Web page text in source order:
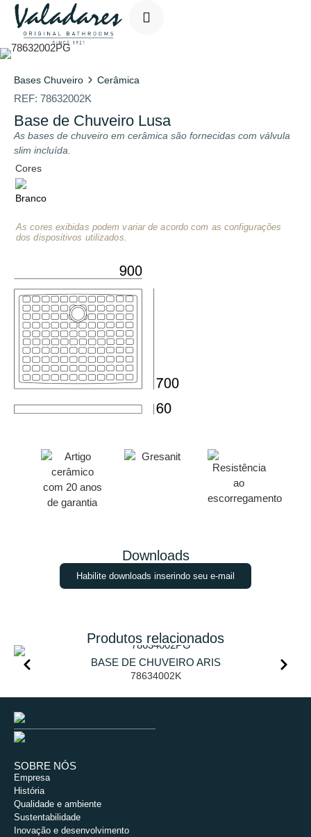
Bases Chuveiro Cerâmica
REF: 78632002K
Base de Chuveiro Lusa
As bases de chuveiro em cerâmica são fornecidas com válvula
slim incluída.
Cores
As cores exibidas podem variar de acordo com as configurações
dos dispositivos utilizados.
Downloads
Habilite downloads inserindo seu e-mail
Produtos relacionados
BASE DE CHUVEIRO ARIS
78634002K
SOBRE NÓS
Empresa
História
Qualidade e ambiente
Sustentabilidade
Inovação e desenvolvimento